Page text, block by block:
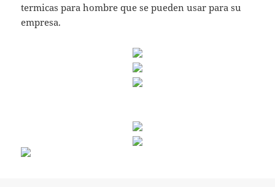
termicas para hombre que se pueden usar para su
empresa.